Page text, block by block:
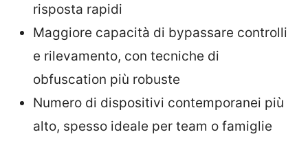
risposta rapidi
Maggiore capacità di bypassare controlli
e rilevamento, con tecniche di
obfuscation più robuste
Numero di dispositivi contemporanei più
alto, spesso ideale per team o famiglie